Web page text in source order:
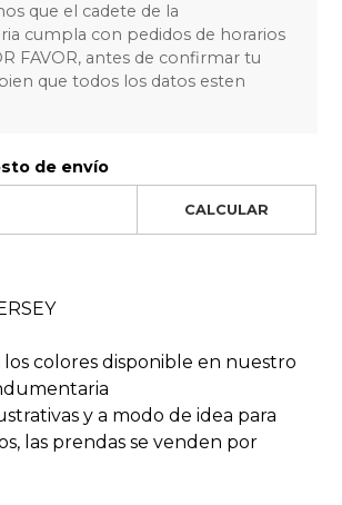
que el cadete de la
cumpla con pedidos de horarios
FAVOR, antes de confirmar tu
que todos los datos esten
de envío
CALCULAR
los colores disponible en nuestro
y a modo de idea para
las prendas se venden por